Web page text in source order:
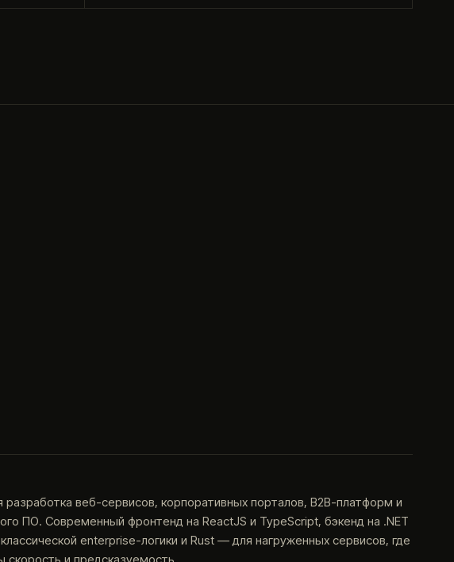
разработка веб-сервисов, корпоративных порталов, B2B-платформ и
ПО. Современный фронтенд на ReactJS и TypeScript, бэкенд на .NET
enterprise-логики и Rust — для нагруженных сервисов, где